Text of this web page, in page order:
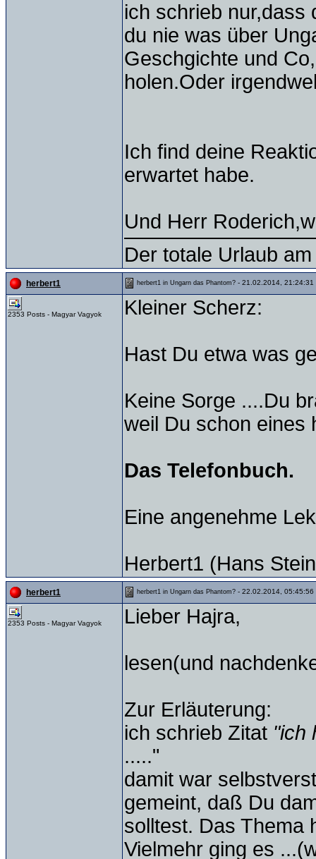
ich schrieb nur,dass
du nie was über
Geschgichte und
holen.Oder
Ich find deine
erwartet habe.
Und Herr
Der totale Urlaub
herbert1 herbert1 in Ungarn das Phantom? - 21.02.2014, 21:24:31
2353 Posts - Magyar Vagyok Kleiner Scherz:
Hast Du etwa was
Keine Sorge ....Du
weil Du schon eines
Das Telefonbuch.
Eine angenehme
Herbert1 (Hans
herbert1 herbert1 in Ungarn das Phantom? - 22.02.2014, 05:45:56
2353 Posts - Magyar Vagyok Lieber Hajra,
lesen(und
Zur Erläuterung:
ich schrieb Zitat "ich
....."
damit war
gemeint, daß Du
solltest. Das Thema
Vielmehr ging es